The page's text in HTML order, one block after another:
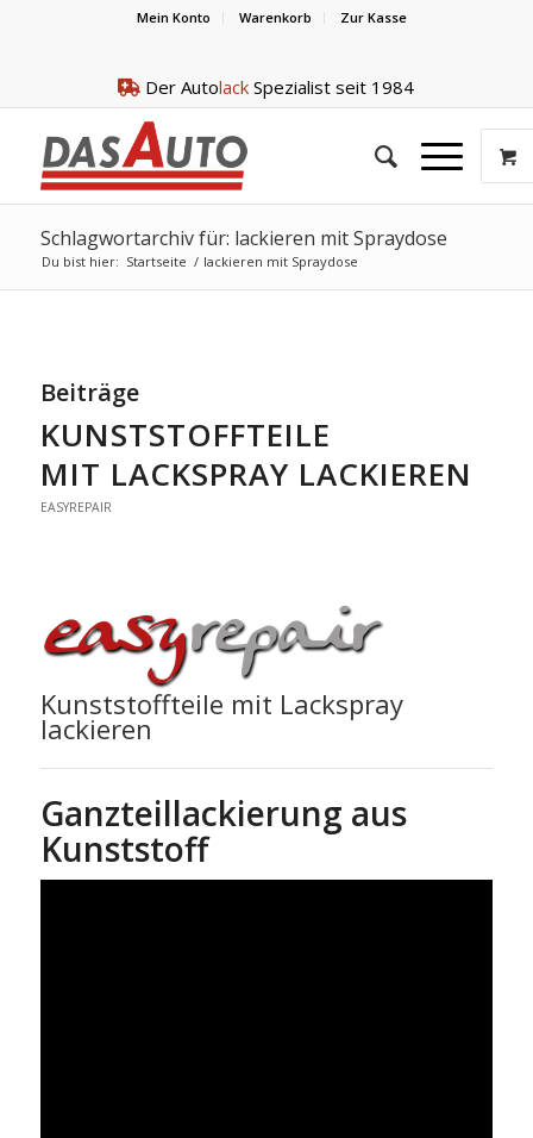
Mein Konto Warenkorb Zur Kasse
Der Autolack Spezialist seit 1984
Schlagwortarchiv für: lackieren mit Spraydose
Du bist hier: Startseite / lackieren mit Spraydose
Beiträge
KUNSTSTOFFTEILE
MIT LACKSPRAY LACKIEREN
EASYREPAIR
Kunststoffteile mit Lackspray
lackieren
Ganzteillackierung aus
Kunststoff